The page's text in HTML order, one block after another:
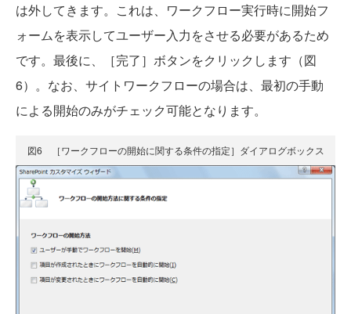
は外してきます。これは、ワークフロー実行時に開始フ
ォームを表示してユーザー入力をさせる必要があるため
です。最後に、［完了］ボタンをクリックします（図
6）。なお、サイトワークフローの場合は、最初の手動
による開始のみがチェック可能となります。
図6 ［ワークフローの開始に関する条件の指定］ダイアログボックス